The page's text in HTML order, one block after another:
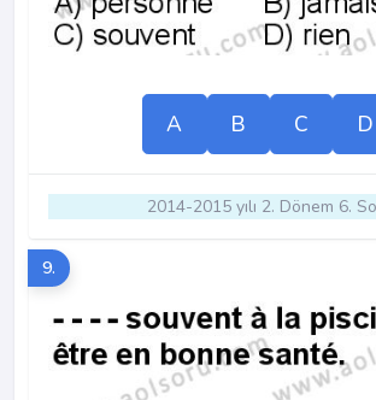
A B C D
2014-2015 yılı 2. Dönem 6.
9.